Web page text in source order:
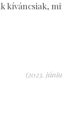
kíváncsiak,
(2023.